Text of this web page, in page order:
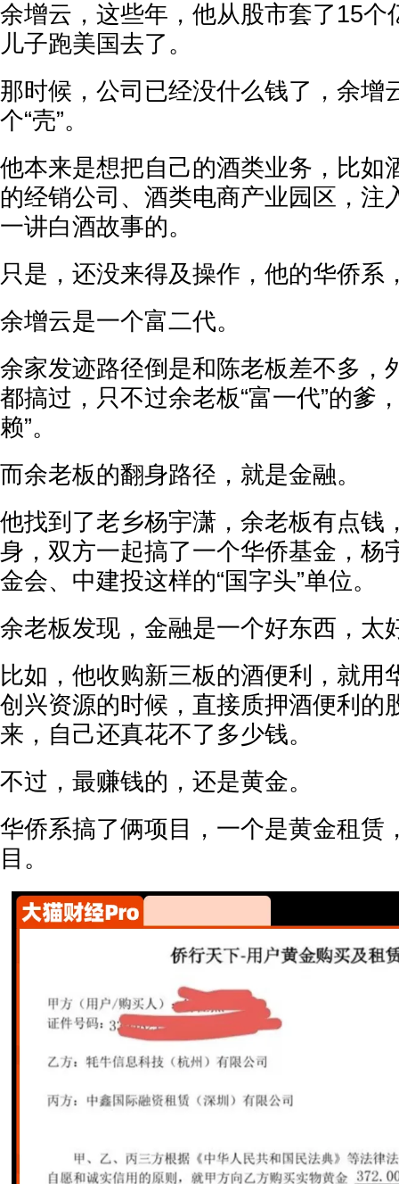
余增云，这些年，他从股市套了15个
儿子跑美国去了。
那时候，公司已经没什么钱了，余增
个“壳”。
他本来是想把自己的酒类业务，比如
的经销公司、酒类电商产业园区，注
一讲白酒故事的。
只是，还没来得及操作，他的华侨系
余增云是一个富二代。
余家发迹路径倒是和陈老板差不多，
都搞过，只不过余老板“富一代”的爹
赖”。
而余老板的翻身路径，就是金融。
他找到了老乡杨宇潇，余老板有点钱
身，双方一起搞了一个华侨基金，杨
金会、中建投这样的“国字头”单位。
余老板发现，金融是一个好东西，太
比如，他收购新三板的酒便利，就用
创兴资源的时候，直接质押酒便利的
来，自己还真花不了多少钱。
不过，最赚钱的，还是黄金。
华侨系搞了俩项目，一个是黄金租赁
目。